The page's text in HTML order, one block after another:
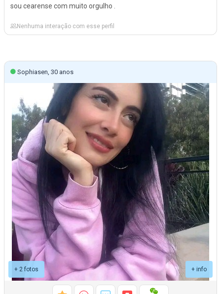
sou cearense com muito orgulho .
Nenhuma interação com esse perfil
Sophiasen, 30 anos
+ 2 fotos + info